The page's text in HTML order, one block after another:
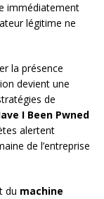
immédiatement
légitime ne
la présence
devient une
de
I Been Pwned
alertent
de l’entreprise
du machine